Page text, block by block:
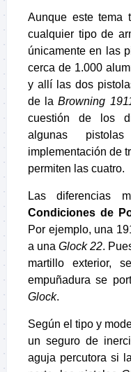
Aunque este tema
cualquier tipo de
únicamente en las
cerca de 1.000
y allí las dos
de laBrowning
cuestión de los
algunas
implementación de
permiten las cuatro.
Las diferencias
Condiciones de
Por ejemplo, una
a unaGlock 22.
martillo exterior,
empuñadura se
Glock.
Según el tipo y
un seguro de
aguja percutora si